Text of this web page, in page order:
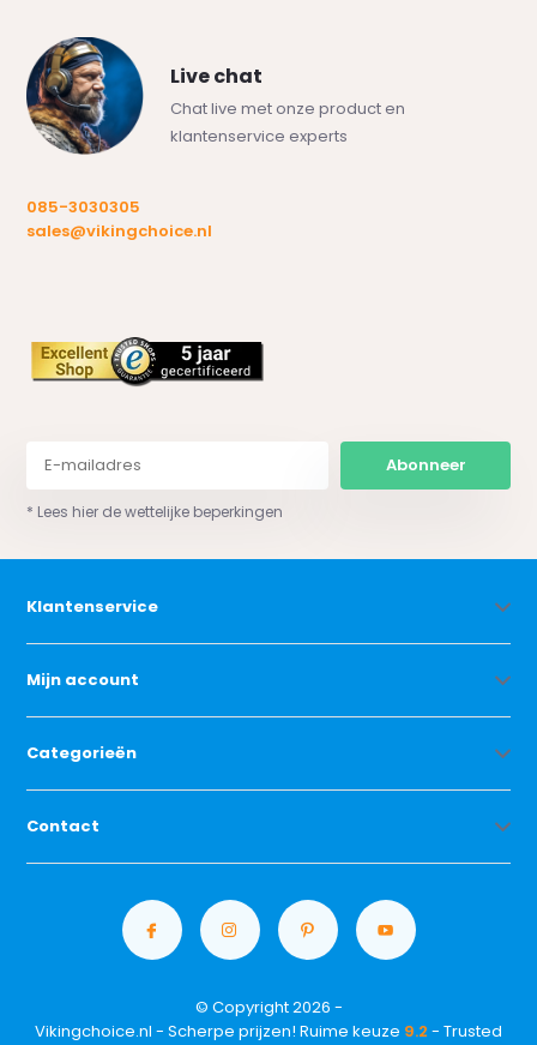
Live chat
Chat live met onze product en
klantenservice experts
085-3030305
sales@vikingchoice.nl
Abonneer
* Lees hier de wettelijke beperkingen
Klantenservice
Mijn account
Categorieën
Contact
© Copyright 2026 -
Vikingchoice.nl - Scherpe prijzen! Ruime keuze 9.2 - Trusted